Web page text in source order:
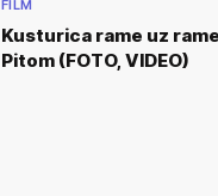
FILM
Kusturica rame uz
Pitom (FOTO, VIDEO)